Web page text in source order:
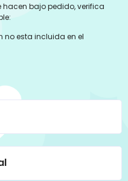
bajo pedido, verifica
no esta incluida en el